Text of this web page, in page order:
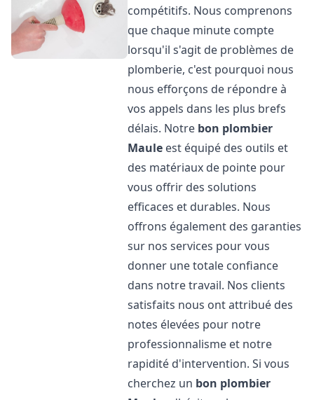
compétitifs. Nous comprenons
que chaque minute compte
lorsqu'il s'agit de problèmes de
plomberie, c'est pourquoi nous
nous efforçons de répondre à
vos appels dans les plus brefs
délais. Notre bon plombier
Maule est équipé des outils et
des matériaux de pointe pour
vous offrir des solutions
efficaces et durables. Nous
offrons également des garanties
sur nos services pour vous
donner une totale confiance
dans notre travail. Nos clients
satisfaits nous ont attribué des
notes élevées pour notre
professionnalisme et notre
rapidité d'intervention. Si vous
cherchez un bon plombier